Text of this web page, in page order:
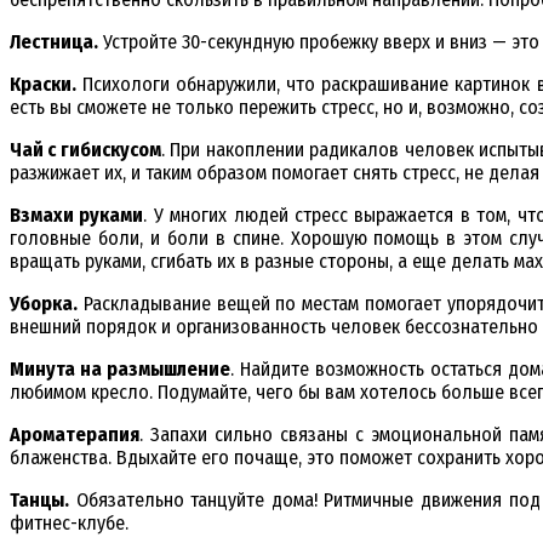
Лестница. Устройте 30-секундную пробежку вверх и вниз —
Краски. Психологи обнаружили, что раскрашивание
есть вы сможете не только пережить стресс, но и, возможно,
Чай с гибискусом. При накоплении радикалов человек
разжижает их, и таким образом помогает снять стресс, не
Взмахи руками. У многих людей стресс выражается в том,
головные боли, и боли в спине. Хорошую помощь в этом
вращать руками, сгибать их в разные стороны, а еще делать
Уборка. Раскладывание вещей по местам помогает
внешний порядок и организованность человек
Минута на размышление. Найдите возможность остаться
любимом кресло. Подумайте, чего бы вам хотелось больше
Ароматерапия. Запахи сильно связаны с эмоциональной
блаженства. Вдыхайте его почаще, это поможет сохранить
Танцы. Обязательно танцуйте дома! Ритмичные движения
фитнес-клубе.